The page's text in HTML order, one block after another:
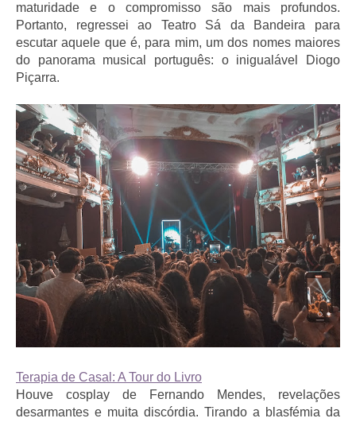
maturidade e o compromisso são mais profundos.
Portanto, regressei ao Teatro Sá da Bandeira para
escutar aquele que é, para mim, um dos nomes maiores
do panorama musical português: o inigualável Diogo
Piçarra.
Terapia de Casal: A Tour do Livro
Houve cosplay de Fernando Mendes, revelações
desarmantes e muita discórdia. Tirando a blasfémia da